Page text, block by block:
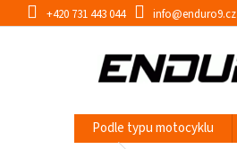
na
+420 731 443 044 info@enduro9.cz
Podle typu motocyklu